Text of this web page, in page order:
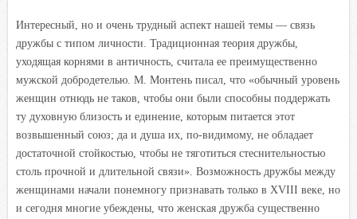
Интересный, но и очень трудный аспект нашей темы — связь
дружбы с типом личности. Традиционная теория дружбы,
уходящая корнями в античность, считала ее преимущественно
мужской добродетелью. М. Монтень писал, что «обычный уровень
женщин отнюдь не таков, чтобы они были способны поддержать
ту духовную близость и единение, которым питается этот
возвышенный союз; да и душа их, по-видимому, не обладает
достаточной стойкостью, чтобы не тяготиться стеснительностью
столь прочной и длительной связи». Возможность дружбы между
женщинами начали понемногу признавать только в XVIII веке, но
и сегодня многие убеждены, что женская дружба существенно